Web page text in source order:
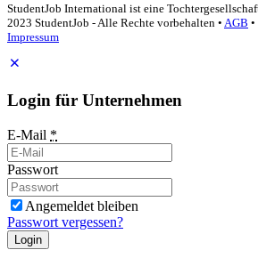
StudentJob International ist eine
2023 StudentJob - Alle Rechte vorbehalten • AGB •
Impressum
Login für Unternehmen
E-Mail *
Passwort
Angemeldet bleiben
Passwort vergessen?
Login